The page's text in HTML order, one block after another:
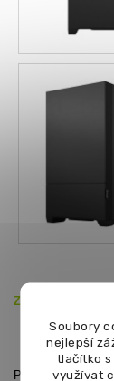
Soubory
nejlepší
tlačítko s
využívat
Zdroj:
Podrobnější